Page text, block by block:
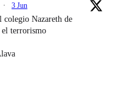
· 3 Jun
colegio Nazareth de
el terrorismo